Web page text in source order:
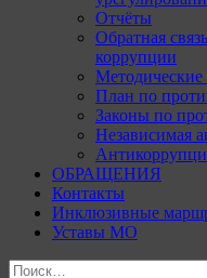
Отчёты
Обратная
коррупции
План по
Законы по
Независимая
ОБРАЩЕНИЯ
Контакты
Инклюзивные
Уставы МО
Найти: